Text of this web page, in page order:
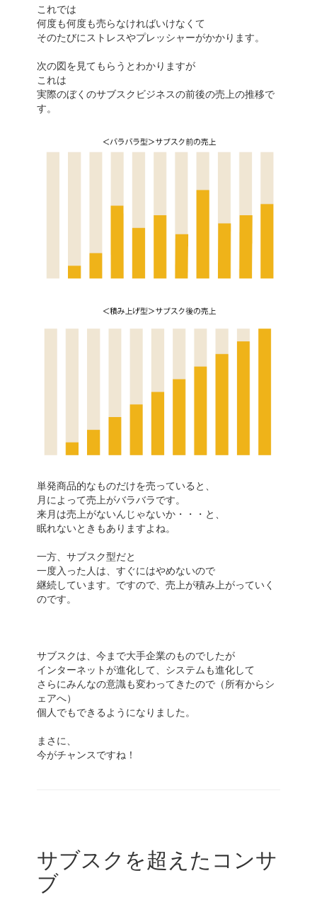
これでは
何度も何度も売らなければいけなくて
そのたびにストレスやプレッシャーがかかります。
次の図を見てもらうとわかりますが
これは
実際のぼくのサブスクビジネスの前後の売上の推移で
す。
単発商品的なものだけを売っていると、
月によって売上がバラバラです。
来月は売上がないんじゃないか・・・と、
眠れないときもありますよね。
一方、サブスク型だと
一度入った人は、すぐにはやめないので
継続しています。ですので、売上が積み上がっていく
のです。
サブスクは、今まで大手企業のものでしたが
インターネットが進化して、システムも進化して
さらにみんなの意識も変わってきたので（所有からシ
ェアへ）
個人でもできるようになりました。
まさに、
今がチャンスですね！
サブスクを超えたコンサ
ブ